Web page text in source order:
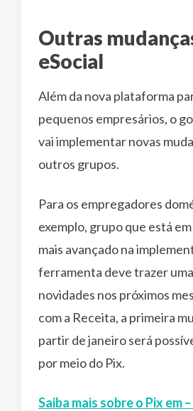
Outras
eSocial
Além da nova plataforma
pequenos empresários, o
vai implementar novas
outros grupos.
Para os empregadores
exemplo, grupo que está
mais avançado na
ferramenta deve trazer
novidades nos próximos
com a Receita, a primeira
partir de janeiro será
por meio do Pix.
Saiba mais sobre o Pix em